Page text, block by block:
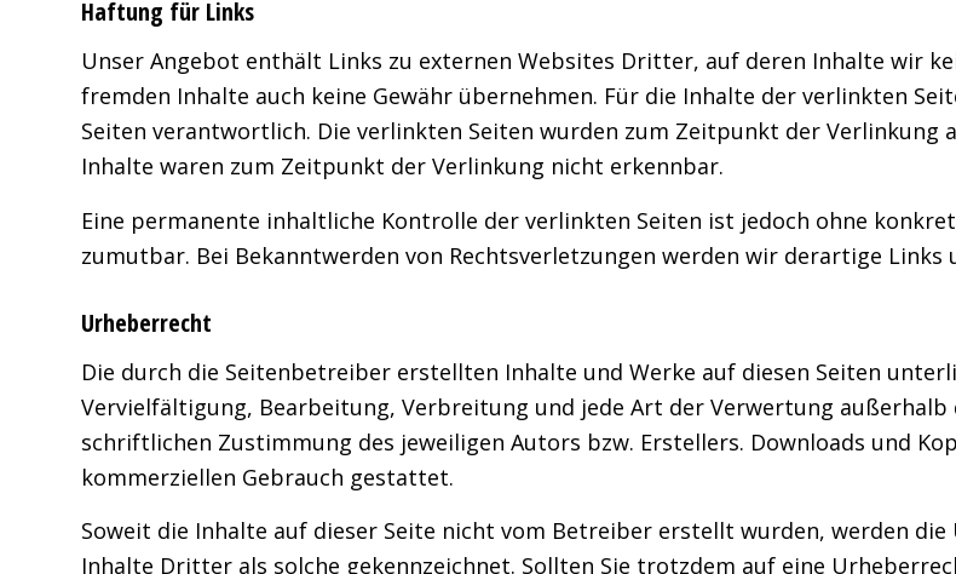
Haftung für Links
Unser Angebot enthält Links zu externen Websites Dritter, auf deren Inhalte wir
fremden Inhalte auch keine Gewähr übernehmen. Für die Inhalte der verlinkten
Seiten verantwortlich. Die verlinkten Seiten wurden zum Zeitpunkt der
Inhalte waren zum Zeitpunkt der Verlinkung nicht erkennbar.
Eine permanente inhaltliche Kontrolle der verlinkten Seiten ist jedoch ohne
zumutbar. Bei Bekanntwerden von Rechtsverletzungen werden wir derartige Links
Urheberrecht
Die durch die Seitenbetreiber erstellten Inhalte und Werke auf diesen Seiten
Vervielfältigung, Bearbeitung, Verbreitung und jede Art der Verwertung
schriftlichen Zustimmung des jeweiligen Autors bzw. Erstellers. Downloads und
kommerziellen Gebrauch gestattet.
Soweit die Inhalte auf dieser Seite nicht vom Betreiber erstellt wurden, werden
Inhalte Dritter als solche gekennzeichnet. Sollten Sie trotzdem auf eine